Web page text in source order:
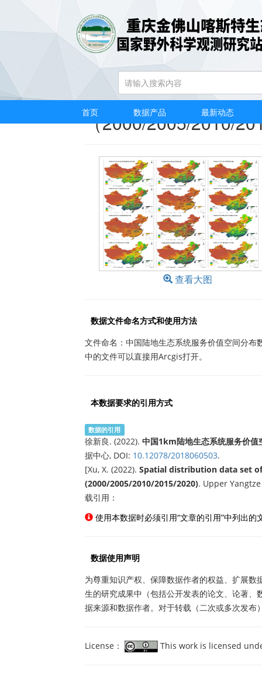
首页 数据产品 最新动态
中国1km陆地生态系
（2000/2005/2010/
查看大图
数据文件命名方式和使用方法
文件命名：中国陆地生态系统服务价值空间分
中的文件可以直接用Arcgis打开。
本数据要求的引用方式
数据的引用
徐新良. (2022). 中国1km陆地生态系统服务价
据中心, DOI: 10.12078/2018060503.
[Xu, X. (2022). Spatial distribution data set
(2000/2005/2010/2015/2020). Upper
载引用：
使用本数据时必须引用“文章的引用”中列出的
数据使用声明
为尊重知识产权、保障数据作者的权益、扩展
生的研究成果中（包括公开发表的论文、论著
据来源和数据作者。对于转载（二次或多次发
License： This work is licensed